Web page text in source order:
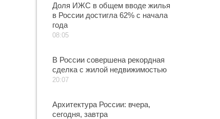
Доля ИЖС в общем вводе жилья
в России достигла 62% с начала
года
08:05
В России совершена рекордная
сделка с жилой недвижимостью
20:07
Архитектура России: вчера,
сегодня, завтра